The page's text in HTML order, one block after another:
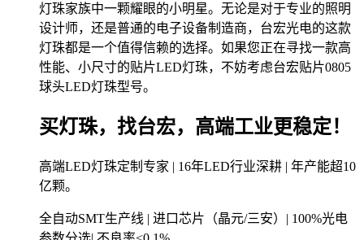
灯珠家族中一颗耀眼的小明星。无论是对于专业的照明
设计师，还是普通的电子设备制造商，台宏光电的这款
灯珠都是一个值得信赖的选择。如果您正在寻找一款高
性能、小尺寸的贴片LED灯珠，不妨考虑台宏贴片0805
球头LED灯珠型号。
买灯珠，找台宏，高端工业更稳定！
高端LED灯珠定制专家 | 16年LED行业深耕 | 年产能超10
亿颗。
全自动SMT生产线 | 进口芯片（晶元/三安）| 100%光电